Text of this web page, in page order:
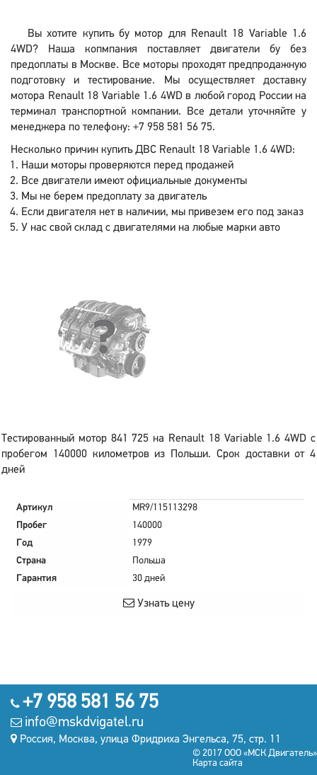
Вы хотите купить бу мотор для Renault 18 Variable 1.6
4WD? Наша копмпания поставляет двигатели бу без
предоплаты в Москве. Все моторы проходят предпродажную
подготовку и тестирование. Мы осуществляет доставку
мотора Renault 18 Variable 1.6 4WD в любой город России на
терминал транспортной компании. Все детали уточняйте у
менеджера по телефону: +7 958 581 56 75.
Несколько причин купить ДВС Renault 18 Variable 1.6 4WD:
Наши моторы проверяются перед продажей
Все двигатели имеют официальные документы
Мы не берем предоплату за двигатель
Если двигателя нет в наличии, мы привезем его под заказ
У нас свой склад с двигателями на любые марки авто
Тестированный мотор 841 725 на Renault 18 Variable 1.6 4WD с
пробегом 140000 километров из Польши. Срок доставки от 4
дней
Артикул
MR9/115113298
Пробег
140000
Год
1979
Страна
Польша
Гарантия
30 дней
Узнать цену
+7 958 581 56 75
info@mskdvigatel.ru
Россия, Москва, улица Фридриха Энгельса, 75, стр. 11
© 2017 ООО «МСК Двигатель»
Карта сайта